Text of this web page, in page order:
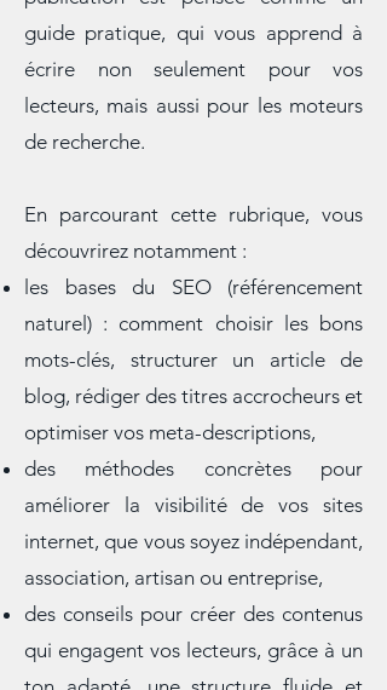
à la communication digitale. Chaque
publication est pensée comme un
guide pratique, qui vous apprend à
écrire non seulement pour vos
découvrirez notamment :
les bases du SEO (référencement
naturel) : comment choisir les bons
mots-clés, structurer un article de
blog, rédiger des titres accrocheurs et
améliorer la visibilité de vos sites
internet, que vous soyez indépendant,
association, artisan ou entreprise,
des conseils pour créer des contenus